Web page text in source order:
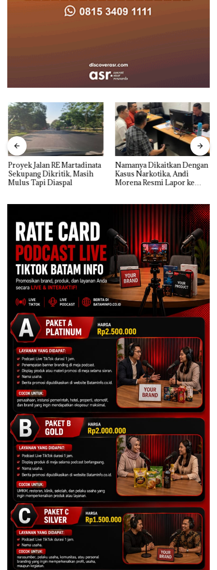
Proyek Jalan RE Martadinata
Sekupang Dikritik, Masih
Mulus Tapi Diaspal
Namanya Dikaitkan Dengan
Kasus Narkotika, Andi
Morena Resmi Lapor ke